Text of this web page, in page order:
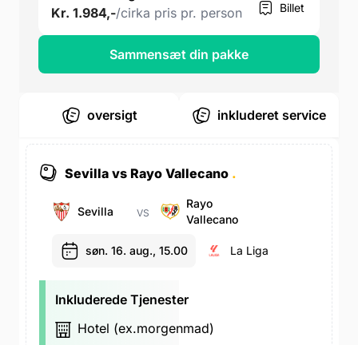
oversigt inkluderet service
Sevilla vs Rayo Vallecano .
Sevilla VS
Rayo
Vallecano
søn. 16. aug., 15.00 La Liga
Inkluderede Tjenester
Hotel (ex.morgenmad)
Kr. 1.984,-/cirka pris pr. person
Billet
Sammensæt din pakke